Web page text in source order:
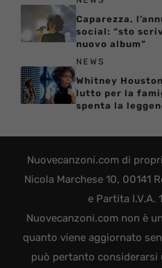
Caparezza,
social: “sto
nuovo album”
NEWS
Whitney
lutto per la
spenta la
Nuovecanzoni.com di
Nicola Marchese 10, 00141
e Partita I.V.A.
Nuovecanzoni.com non è
quanto viene aggiornato
può pertanto